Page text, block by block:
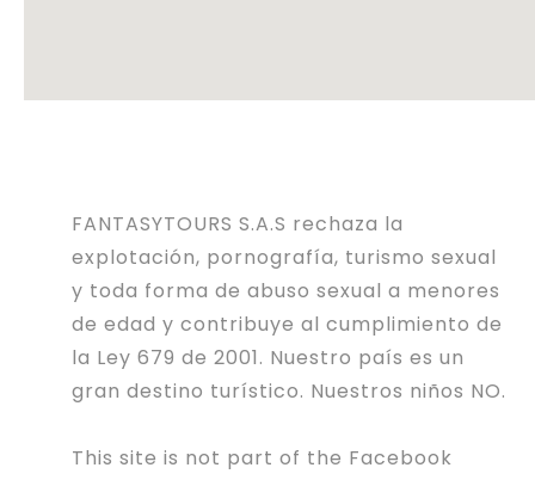
FANTASYTOURS S.A.S rechaza la
explotación, pornografía, turismo sexual
y toda forma de abuso sexual a menores
de edad y contribuye al cumplimiento de
la Ley 679 de 2001. Nuestro país es un
gran destino turístico. Nuestros niños NO.
This site is not part of the Facebook